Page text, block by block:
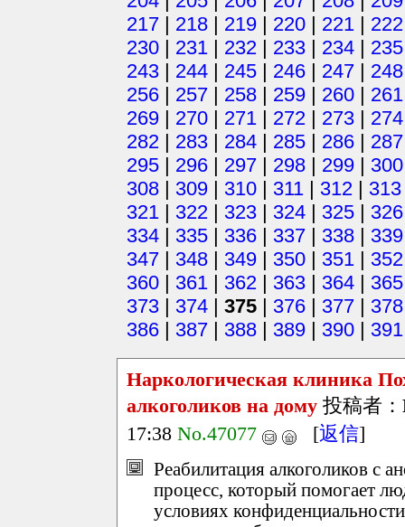
217 | 218 | 219 | 220 | 221 | 222
230 | 231 | 232 | 233 | 234 | 235
243 | 244 | 245 | 246 | 247 | 248
256 | 257 | 258 | 259 | 260 | 261
269 | 270 | 271 | 272 | 273 | 274
282 | 283 | 284 | 285 | 286 | 287
295 | 296 | 297 | 298 | 299 | 300
308 | 309 | 310 | 311 | 312 | 313
321 | 322 | 323 | 324 | 325 | 326
334 | 335 | 336 | 337 | 338 | 339
347 | 348 | 349 | 350 | 351 | 352
360 | 361 | 362 | 363 | 364 | 365
373 | 374 | 375 | 376 | 377 | 378
386 | 387 | 388 | 389 | 390 | 391
Наркологическая клиника
алкоголиков на дому 投稿者：
17:38 No.47077 [返信]
Реабилитация алкоголиков с
процесс, который помогает
условиях